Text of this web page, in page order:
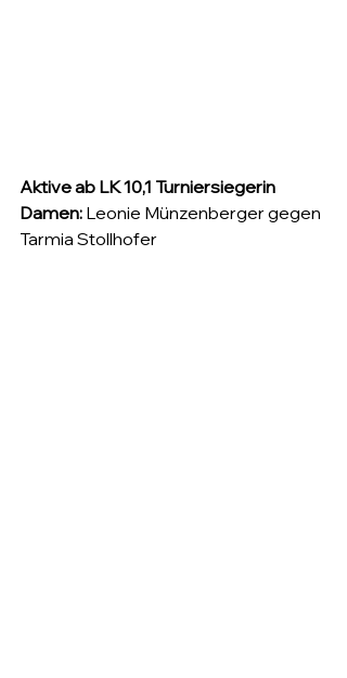
Aktive ab LK 10,1 Turniersiegerin
Damen: Leonie Münzenberger gegen
Tarmia Stollhofer